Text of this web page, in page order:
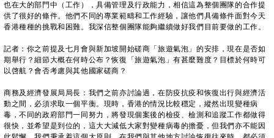
也在大的部門中（工作），具備管理及行政能力，相信這為整個團隊的合作提
供了很好的條件。他們不同的專業範疇和工作經驗，讓他們具備條件面對今天
香港種種的挑戰和困難。我深信整個團隊能夠繼續做好我們目前要做的工作。
記者：你之前提及七月會與新加坡開始磋商「旅遊氣泡」的安排，現在是否如
期舉行？細節大概在何時公布？恢復「旅遊氣泡」有甚麼難度？目標於何時可
以啓航？會否考慮與其他國家磋商？
商務及經濟發展局局長：我們之前亦討論過，在防疫抗疫和恢復出行與經濟活
動之間，必須求取一個平衡。現時，香港的情況比較穩定，縱然出現變種病
毒，不同的政府部門一同努力，將發現個案後的檢疫、檢測和追蹤工作都做得
很快，並希望是到位的，這大大減低大家對變種病毒的擔憂，但我們亦不能因